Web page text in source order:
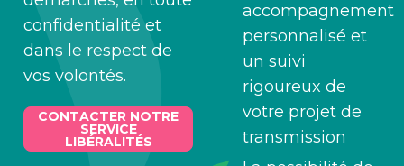
confidentialité et
dans le respect de
vos volontés.
CONTACTER NOTRE
SERVICE
LIBÉRALITÉS
accompagnement
personnalisé et
un suivi
rigoureux de
votre projet de
transmission